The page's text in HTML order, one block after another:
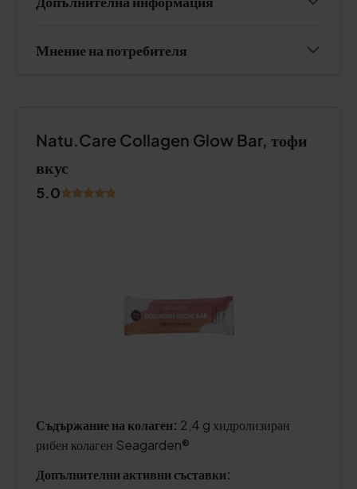
Мнение на потребителя
Natu.Care Collagen Glow Bar, тофи
вкус
5.0
Съдържание на колаген: 2,4 g хидролизиран
рибен колаген Seagarden®
Допълнителни активни съставки: